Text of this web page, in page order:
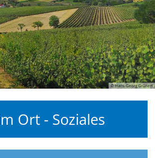
© Hans-Georg Grünert
Ort - Soziales